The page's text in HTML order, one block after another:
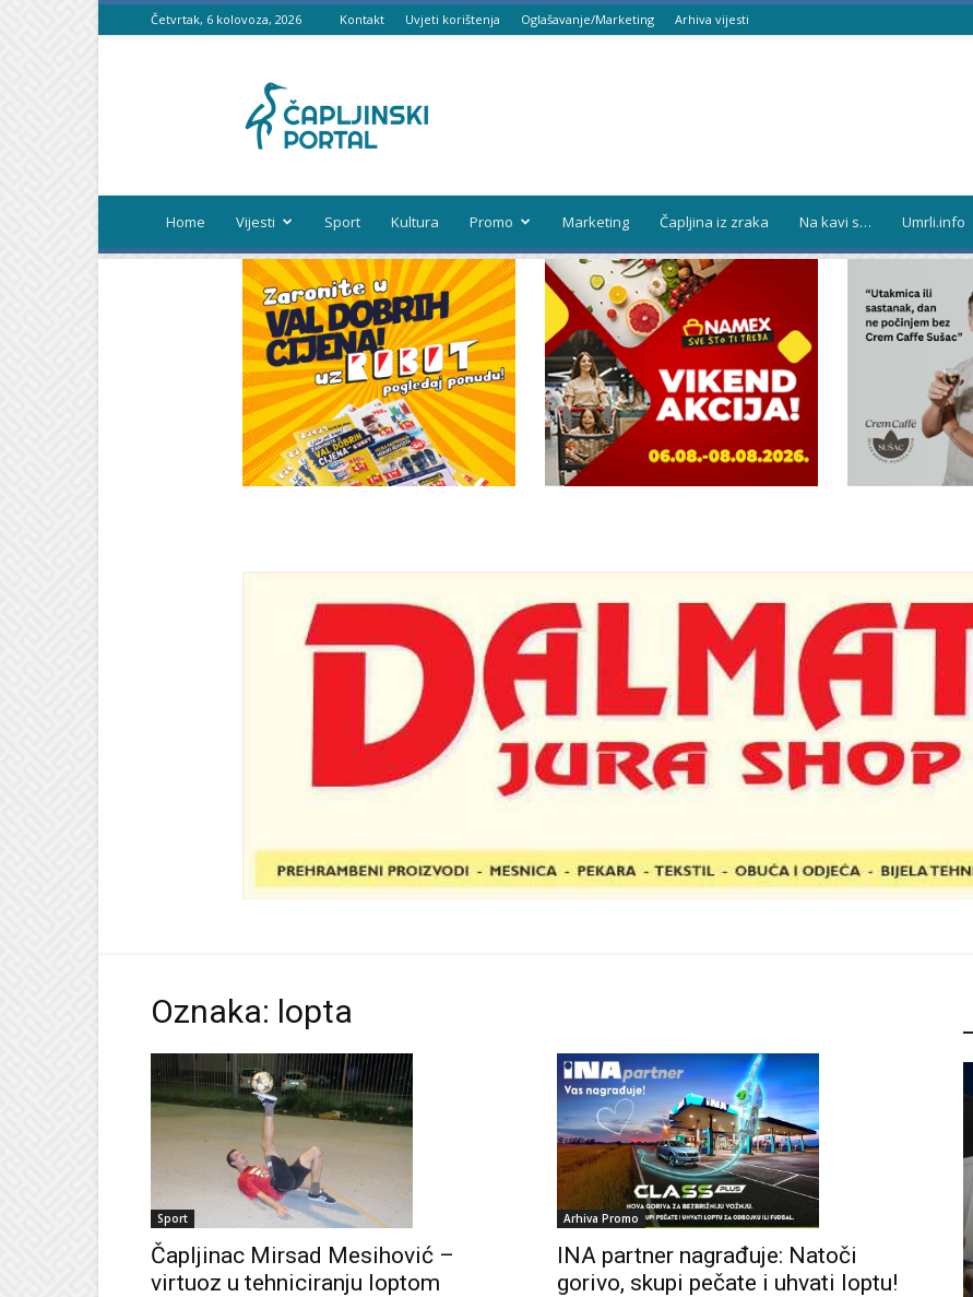
Četvrtak, 6 kolovoza, 2026 Kontakt Uvjeti korištenja Oglašavanje/Marketing Arhiva vijesti
portal
Home Vijesti Sport Kultura Promo Marketing Čapljina iz zraka Na kavi s… Umrli.info
Oznaka: lopta
Sport
Čapljinac Mirsad Mesihović –
virtuoz u tehniciranju loptom
Arhiva Promo
INA partner nagrađuje: Natoči
gorivo, skupi pečate i uhvati loptu!